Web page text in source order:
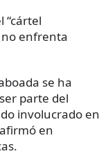
“cártel
enfrenta
se ha
parte del
involucrado en
en